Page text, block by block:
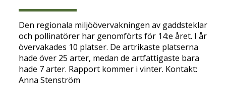
Den regionala miljöövervakningen av gaddsteklar
och pollinatörer har genomförts för 14:e året. I år
övervakades 10 platser. De artrikaste platserna
hade över 25 arter, medan de artfattigaste bara
hade 7 arter. Rapport kommer i vinter. Kontakt:
Anna Stenström